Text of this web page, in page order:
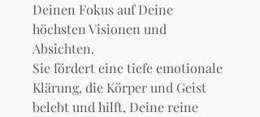
Deinen Fokus auf Deine
höchsten Visionen und
Absichten.
Sie fördert eine tiefe emotionale
Klärung, die Körper und Geist
belebt und hilft, Deine reine